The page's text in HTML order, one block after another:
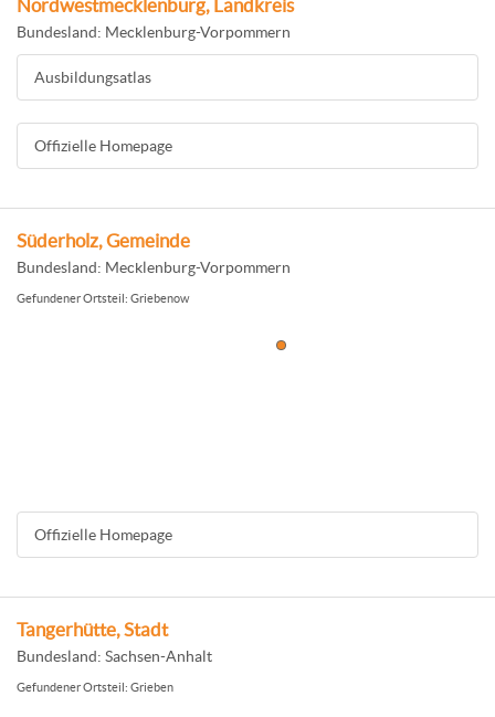
Nordwestmecklenburg, Landkreis
Bundesland: Mecklenburg-Vorpommern
Ausbildungsatlas
Offizielle Homepage
Süderholz, Gemeinde
Bundesland: Mecklenburg-Vorpommern
Gefundener Ortsteil: Griebenow
Offizielle Homepage
Tangerhütte, Stadt
Bundesland: Sachsen-Anhalt
Gefundener Ortsteil: Grieben